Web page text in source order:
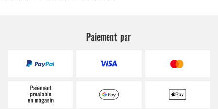
Paiement par